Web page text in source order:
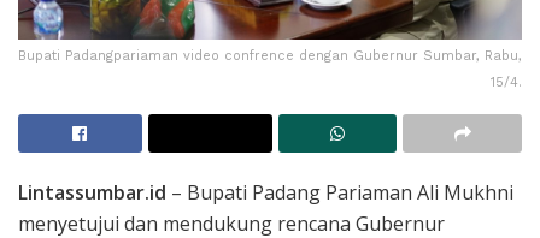
Bupati Padangpariaman video confrence dengan Gubernur Sumbar, Rabu,
15/4.
Lintassumbar.id – Bupati Padang Pariaman Ali Mukhni
menyetujui dan mendukung rencana Gubernur